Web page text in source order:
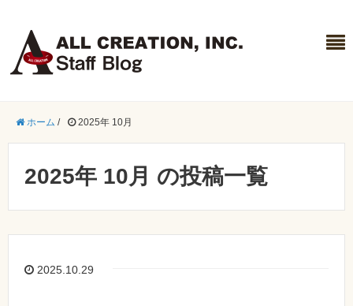
ホーム / 2025年 10月
2025年 10月 の投稿一覧
2025.10.29